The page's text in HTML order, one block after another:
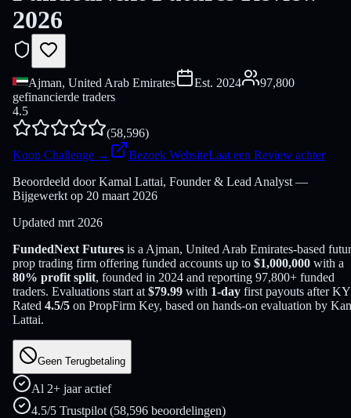
2026
Ajman, United Arab Emirates Est. 2024
97,800
gefinancierde traders
4.5
(58,596)
Koop Challenge → Bezoek WebsiteLaat een Review achter
Beoordeeld door Kamal Lattai, Founder & Lead Analyst —
Bijgewerkt op 20 maart 2026
Updated mrt 2026
FundedNext Futures is a Ajman, United Arab Emirates-based
prop trading firm offering funded accounts up to $1,000,000 with a
80% profit split, founded in 2024 and reporting 97,800+ funded
traders. Evaluations start at $79.99 with 1-day first payouts after
Rated 4.5/5 on PropFirm Key, based on hands-on evaluation by
Lattai.
Geen Terugbetaling
Al 2+ jaar actief
4.5/5 Trustpilot (58,596 beoordelingen)